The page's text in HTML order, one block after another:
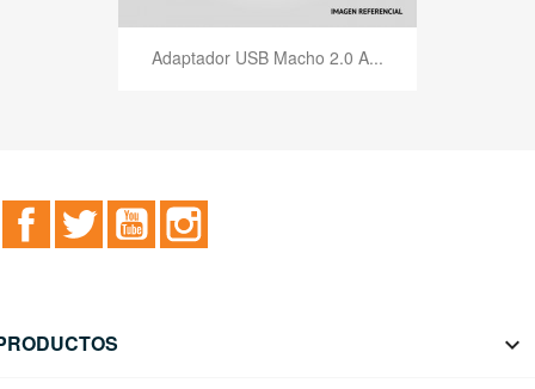
Adaptador USB Macho 2.0 A...
FacebookTwitter YouTube
